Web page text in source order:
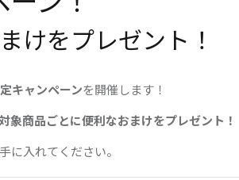
けをプレゼント！
キャンペーンを開催します！
象商品ごとに便利なおまけをプレゼント！
に入れてください。